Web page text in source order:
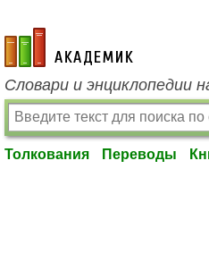
academic.ru
Словари и энциклопедии
Толкования Переводы